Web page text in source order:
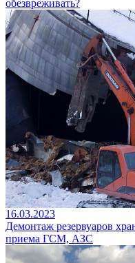
обезвреживать?
16.03.2023
Демонтаж резервуаров
приема ГСМ, АЗС